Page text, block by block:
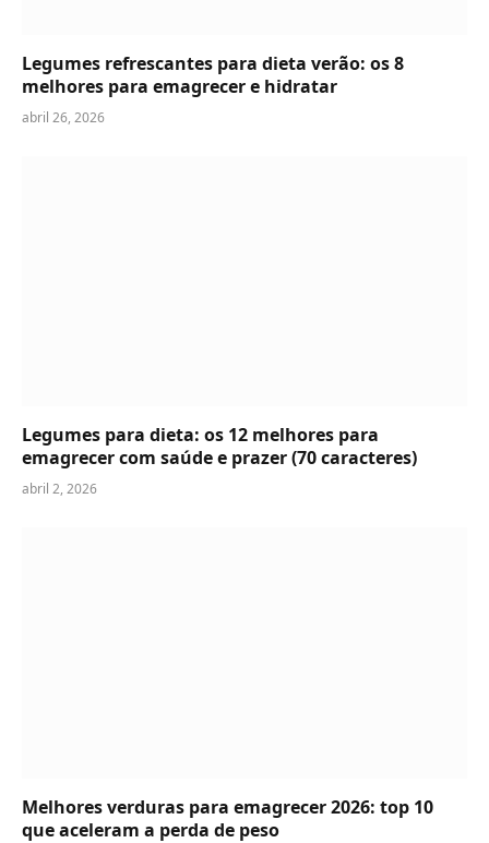
Legumes refrescantes para dieta verão: os 8
melhores para emagrecer e hidratar
abril 26, 2026
Legumes para dieta: os 12 melhores para
emagrecer com saúde e prazer (70 caracteres)
abril 2, 2026
Melhores verduras para emagrecer 2026: top 10
que aceleram a perda de peso